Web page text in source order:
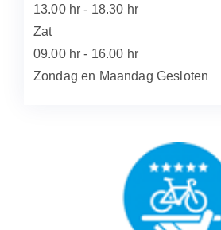
13.00 hr - 18.30 hr
Zat
09.00 hr - 16.00 hr
Zondag en Maandag Gesloten